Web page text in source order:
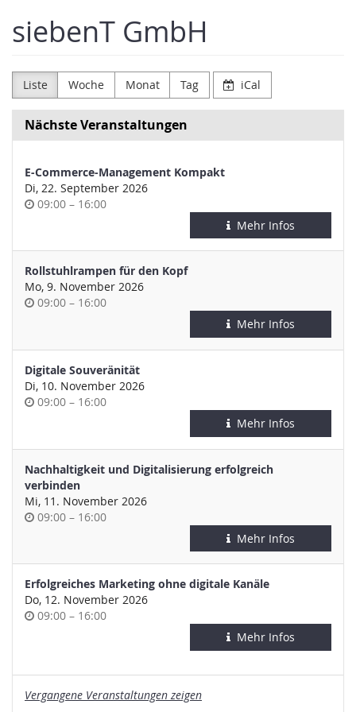
Haupt-
Inhalt
siebenT GmbH
Liste Woche Monat Tag iCal
Nächste Veranstaltungen
E-Commerce-Management Kompakt
Di, 22. September 2026
Uhrzeit
09:00 –bis
16:00
Mehr Infos
Rollstuhlrampen für den Kopf
Mo, 9. November 2026
Uhrzeit
09:00 –bis
16:00
Mehr Infos
Digitale Souveränität
Di, 10. November 2026
Uhrzeit
09:00 –bis
16:00
Mehr Infos
Nachhaltigkeit und Digitalisierung erfolgreich
verbinden
Mi, 11. November 2026
Uhrzeit
09:00 –bis
16:00
Mehr Infos
Erfolgreiches Marketing ohne digitale Kanäle
Do, 12. November 2026
Uhrzeit
09:00 –bis
16:00
Mehr Infos
Vergangene Veranstaltungen zeigen